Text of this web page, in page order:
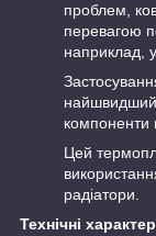
проблем,
перевагою
наприклад,
найшвидший
компоненти
Цей
радіатори.
Технічні